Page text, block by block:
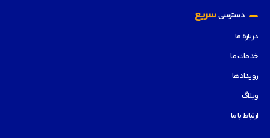
دسترسیسریع
درباره ما
خدمات ما
رویدادها
وبلاگ
ارتباط با ما